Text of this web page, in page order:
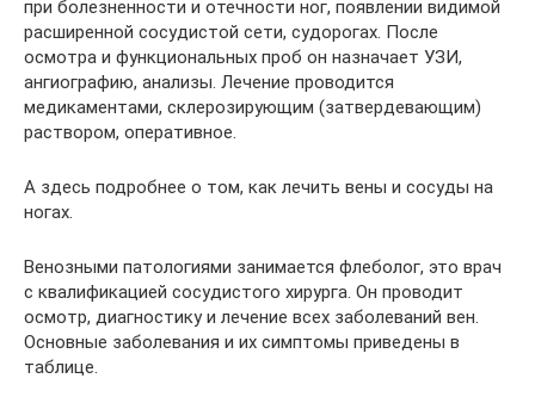
при болезненности и отечности ног, появлении видимой
расширенной сосудистой сети, судорогах. После
осмотра и функциональных проб он назначает УЗИ,
ангиографию, анализы. Лечение проводится
медикаментами, склерозирующим (затвердевающим)
раствором, оперативное.
А здесь подробнее о том, как лечить вены и сосуды на
ногах.
Венозными патологиями занимается флеболог, это врач
с квалификацией сосудистого хирурга. Он проводит
осмотр, диагностику и лечение всех заболеваний вен.
Основные заболевания и их симптомы приведены в
таблице.